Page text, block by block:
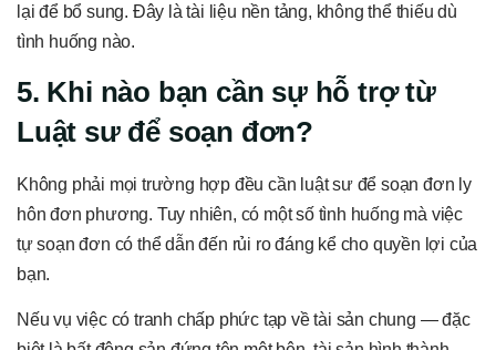
lại để bổ sung. Đây là tài liệu nền tảng, không thể thiếu dù
tình huống nào.
5. Khi nào bạn cần sự hỗ trợ từ
Luật sư để soạn đơn?
Không phải mọi trường hợp đều cần luật sư để soạn đơn ly
hôn đơn phương. Tuy nhiên, có một số tình huống mà việc
tự soạn đơn có thể dẫn đến rủi ro đáng kể cho quyền lợi của
bạn.
Nếu vụ việc có tranh chấp phức tạp về tài sản chung — đặc